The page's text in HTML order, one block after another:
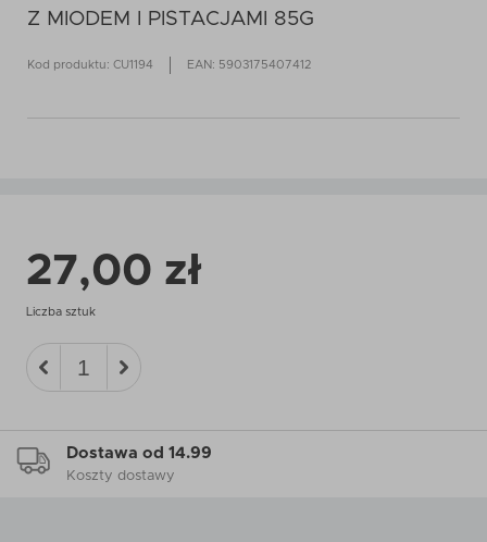
Z MIODEM I PISTACJAMI 85G
Kod produktu: CU1194 EAN: 5903175407412
27,00 zł
Liczba sztuk
Dostawa od 14.99
Koszty dostawy